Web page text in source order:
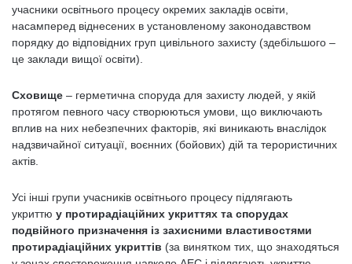
учасники освітнього процесу окремих закладів освіти,
насамперед віднесених в установленому законодавством
порядку до відповідних груп цивільного захисту (здебільшого –
це заклади вищої освіти).
Сховище – герметична споруда для захисту людей, у якій
протягом певного часу створюються умови, що виключають
вплив на них небезпечних факторів, які виникають внаслідок
надзвичайної ситуації, воєнних (бойових) дій та терористичних
актів.
Усі інші групи учасників освітнього процесу підлягають
укриттю у протирадіаційних укриттях та спорудах
подвійного призначення із захисними властивостями
протирадіаційних укриттів (за винятком тих, що знаходяться